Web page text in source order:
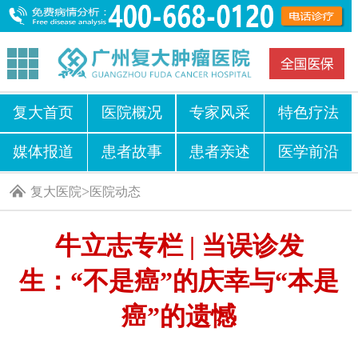
复大首页 医院概况 专家风采 特色疗法
媒体报道 患者故事 患者亲述 医学前沿
复大医院>医院动态
牛立志专栏 | 当误诊发
生：“不是癌”的庆幸与“本是
癌”的遗憾